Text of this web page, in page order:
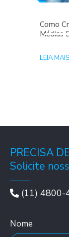
Como
Médias
LEIA MAIS
PRECISA
Solicite
(11) 4800-
Nome